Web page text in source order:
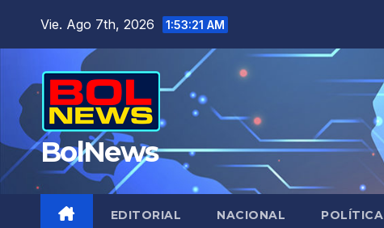
Vie. Ago 7th, 2026 1:53:22 AM
BolNews
EDITORIAL NACIONAL POLÍTICA